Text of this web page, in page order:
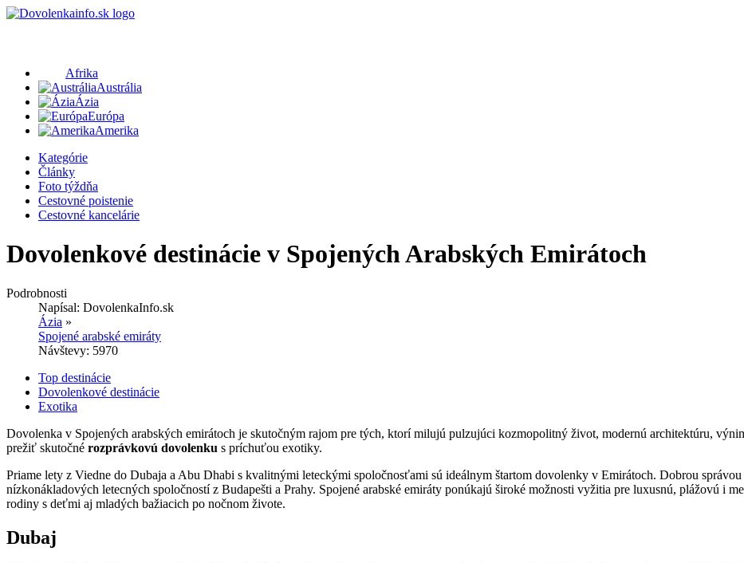
Afrika
Austrália
Ázia
Európa
Amerika
Kategórie
Články
Foto týždňa
Cestovné poistenie
Cestovné kancelárie
Dovolenkové destinácie v Spojených Arabských Emirátoch
Podrobnosti
Napísal: DovolenkaInfo.sk
Ázia »
Spojené arabské emiráty
Návštevy: 5970
Top destinácie
Dovolenkové destinácie
Exotika
Dovolenka v Spojených arabských emirátoch je skutočným rajom pre tých, ktorí milujú pulzujúci kozmopolitný život, modernú architektúru,
prežiť skutočné rozprávkovú dovolenku s príchuťou exotiky.
Priame lety z Viedne do Dubaja a Abu Dhabi s kvalitnými leteckými spoločnosťami sú ideálnym štartom dovolenky v Emirátoch. Dobrou
nízkonákladových letecných spoločností z Budapešti a Prahy. Spojené arabské emiráty ponúkajú široké možnosti vyžitia pre luxusnú, plážovú i
rodiny s deťmi aj mladých bažiacich po nočnom živote.
Dubaj